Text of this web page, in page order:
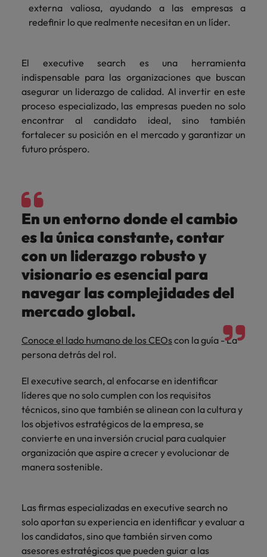
externa valiosa, ayudando a las empresas a
redefinir lo que realmente necesitan en un líder.
El executive search es una herramienta
indispensable para las organizaciones que buscan
asegurar un liderazgo de calidad. Al invertir en este
proceso especializado, las empresas pueden no solo
encontrar al candidato ideal, sino también
fortalecer su posición en el mercado y garantizar un
futuro próspero.
En un entorno donde el cambio
es la única constante, contar
con un liderazgo robusto y
visionario es esencial para
navegar las complejidades del
mercado global.
Conoce el lado humano de los CEOscon la guía - La
persona detrás del rol.
El executive search, al enfocarse en identificar
líderes que no solo cumplen con los requisitos
técnicos, sino que también se alinean con la cultura y
los objetivos estratégicos de la empresa, se
convierte en una inversión crucial para cualquier
organización que aspire a crecer y evolucionar de
manera sostenible.
Las firmas especializadas en executive search no
solo aportan su experiencia en identificar y evaluar a
los candidatos, sino que también sirven como
asesores estratégicos que pueden guiar a las